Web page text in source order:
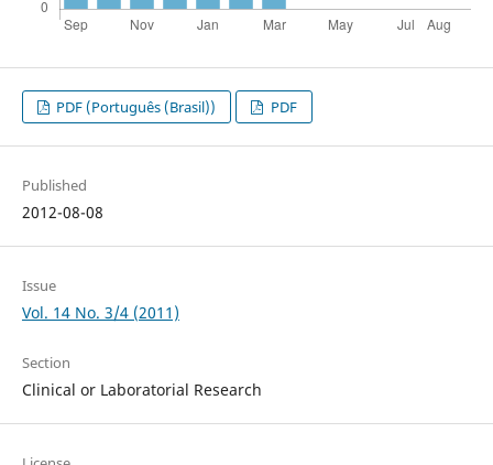
PDF (Português (Brasil)) PDF
Published
2012-08-08
Issue
Vol. 14 No. 3/4 (2011)
Section
Clinical or Laboratorial Research